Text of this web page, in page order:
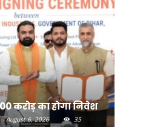
करोड़ का होगा निवेश
- August 6, 2026
35